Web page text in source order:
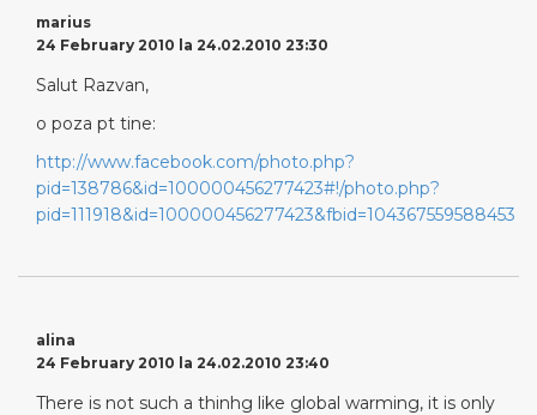
marius
24 February 2010 la 24.02.2010 23:30
Salut Razvan,
o poza pt tine:
http://www.facebook.com/photo.php?
pid=138786&id=100000456277423#!/photo.php?
pid=111918&id=100000456277423&fbid=104367559588453
alina
24 February 2010 la 24.02.2010 23:40
There is not such a thinhg like global warming, it is only